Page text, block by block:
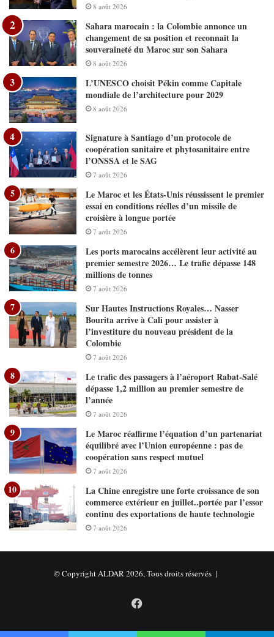
8 août 2026
Sahara marocain : la Colombie annonce un
changement de sa position et reconnaît la
souveraineté du Maroc sur son Sahara
8 août 2026
L’UNESCO choisit Pékin comme Capitale
mondiale de l’architecture pour 2029
8 août 2026
Signature à Santiago d’un protocole de
coopération sanitaire et phytosanitaire entre
l’ONSSA et le SAG
7 août 2026
Le Maroc et les États-Unis réussissent le premier
essai en conditions réelles d’un missile de
croisière à longue portée
7 août 2026
Les ports marocains accélèrent leur activité au
premier semestre 2026… Le trafic dépasse 148
millions de tonnes
7 août 2026
Sur Hautes Instructions Royales… Nasser
Bourita arrive à Cali pour assister à
l’investiture du nouveau président de la
Colombie
7 août 2026
Le trafic des passagers à l’aéroport Rabat-Salé
dépasse 1,2 million au premier semestre de
l’année
7 août 2026
Le Maroc réaffirme l’équation d’un partenariat
équilibré avec l’Union européenne : pas de
coopération sans respect mutuel
7 août 2026
La Chine enregistre une forte croissance de son
commerce extérieur en juillet..portée par l’essor
continu des exportations de haute technologie
7 août 2026
© Copyright ALDAR 2026, Tous droits réservés |